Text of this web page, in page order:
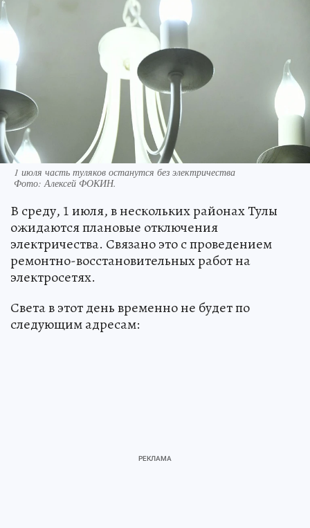
1 июля часть туляков останутся без электричества
Фото:Алексей ФОКИН.
В среду, 1 июля, в нескольких районах Тулы
ожидаются плановые отключения
электричества. Связано это с проведением
ремонтно-восстановительных работ на
электросетях.
Света в этот день временно не будет по
следующим адресам: